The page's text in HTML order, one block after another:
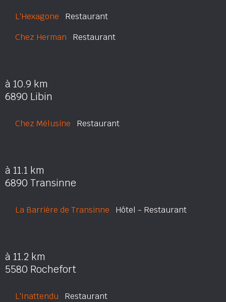
L'Hexagone Restaurant
Chez Herman Restaurant
à 10.9 km
6890 Libin
Chez Mélusine Restaurant
à 11.1 km
6890 Transinne
La Barrière de Transinne Hôtel - Restaurant
à 11.2 km
5580 Rochefort
L'Inattendu Restaurant